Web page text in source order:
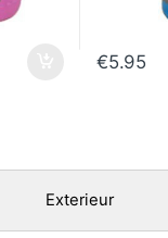
€5.95
Exterieur